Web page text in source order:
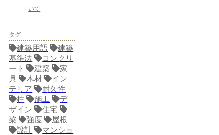
いて
タグ
建築用語
建築
基準法
コンクリ
ート
建築
家
具
木材
イン
テリア
耐久性
柱
施工
デ
ザイン
住宅
梁
強度
屋根
設計
マンショ